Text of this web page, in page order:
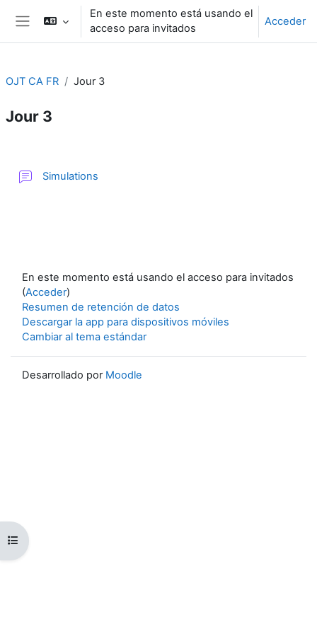
Salta al contenido principal
Panel lateral
En este momento está usando el
acceso para invitados
Acceder
Abrir índice del curso
OJT CA FR Jour 3
Jour 3
Simulations
En este momento está usando el acceso para invitados
(Acceder)
Resumen de retención de datos
Descargar la app para dispositivos móviles
Cambiar al tema estándar
Desarrollado por Moodle